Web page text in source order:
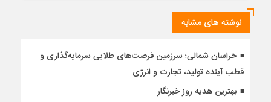
نوشته های مشابه
خراسان شمالی؛ سرزمین فرصت‌های طلایی سرمایه‌گذاری و
قطب آینده تولید، تجارت و انرژی
بهترین هدیه روز خبرنگار